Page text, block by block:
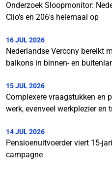
Onderzoek Sloopmonitor:
Clio's en 206's helemaal op
16 JUL 2026
Nederlandse Vercony bereikt
balkons in binnen- en
15 JUL 2026
Complexere vraagstukken en
werk, evenveel werkplezier en
14 JUL 2026
Pensioenuitvoerder viert 15-
campagne